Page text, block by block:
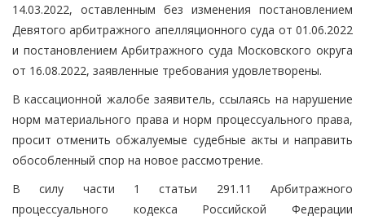
14.03.2022, оставленным без изменения постановлением
Девятого арбитражного апелляционного суда от 01.06.2022
и постановлением Арбитражного суда Московского округа
от 16.08.2022, заявленные требования удовлетворены.
В кассационной жалобе заявитель, ссылаясь на нарушение
норм материального права и норм процессуального права,
просит отменить обжалуемые судебные акты и направить
обособленный спор на новое рассмотрение.
В силу части 1 статьи 291.11 Арбитражного
процессуального кодекса Российской Федерации